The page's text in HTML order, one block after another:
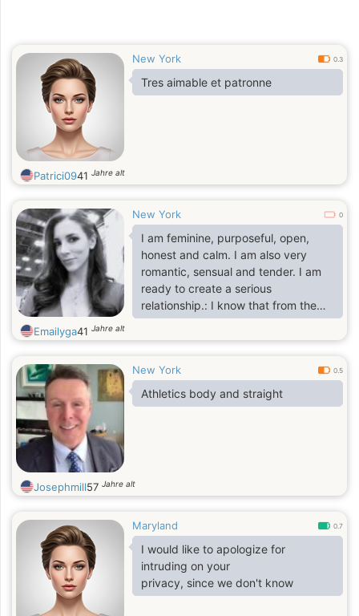
New York 0.3
Tres aimable et patronne
Patrici0941 Jahre alt
New York 0
I am feminine, purposeful, open,
honest and calm. I am also very
romantic, sensual and tender. I am
ready to create a serious
relationship.: I know that from the
earliest years girls are taught to be
feminine and gentle. I was not like
called a tomboy, who constantly
bruised, played with boys and
climbed trees. Becoming an adult, I
Emailyga41 Jahre alt
New York 0.5
Athletics body and straight
Josephmill57 Jahre alt
Maryland 0.7
I would like to apologize for
intruding on your
privacy, since we don't know